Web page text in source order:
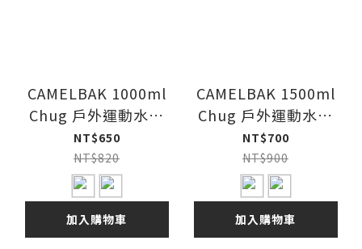
CAMELBAK 1000ml
Chug 戶外運動水瓶
RENEW
NT$650
NT$820
加入購物車
CAMELBAK 1500ml
Chug 戶外運動水瓶
RENEW
NT$700
NT$900
加入購物車